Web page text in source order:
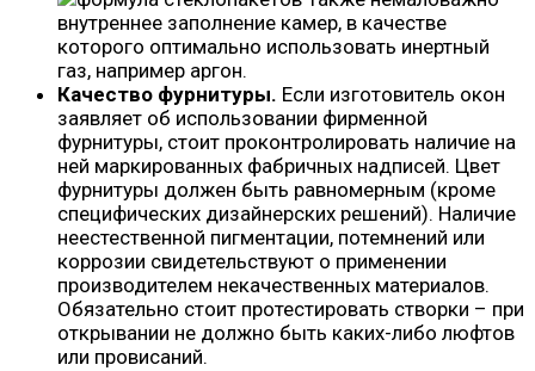
внутреннее заполнение камер, в качестве
которого оптимально использовать инертный
газ, например аргон.
Качество фурнитуры. Если изготовитель окон
заявляет об использовании фирменной
фурнитуры, стоит проконтролировать наличие на
ней маркированных фабричных надписей. Цвет
фурнитуры должен быть равномерным (кроме
специфических дизайнерских решений). Наличие
неестественной пигментации, потемнений или
коррозии свидетельствуют о применении
производителем некачественных материалов.
Обязательно стоит протестировать створки – при
открывании не должно быть каких-либо люфтов
или провисаний.